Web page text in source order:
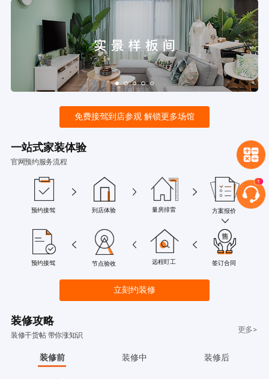
免费接驾到店参观 解锁更多场馆
一站式家装体验
官网预约服务流程
预约接驾 到店体验 量房排雷 方案报价
预约接驾 节点验收 远程盯工 签订合同
立刻约装修
装修攻略
装修干货帖 带你涨知识
更多>
装修前 装修中 装修后